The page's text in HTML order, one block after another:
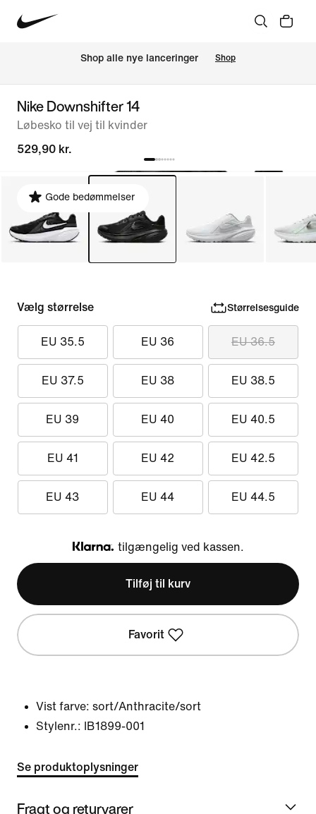
Shop alle nye lanceringer Shop
Nike Downshifter 14
Løbesko til vej til kvinder
529,90 kr.
Gode bedømmelser
Vælg størrelse Størrelsesguide
EU 35.5 EU 36 EU 36.5
EU 37.5 EU 38 EU 38.5
EU 39 EU 40 EU 40.5
EU 41 EU 42 EU 42.5
EU 43 EU 44 EU 44.5
Klarna
tilgængelig ved kassen.
Tilføj til kurv
Favorit
Vist farve: sort/Anthracite/sort
Stylenr.:
IB1899-001
Se produktoplysninger
Fragt og returvarer